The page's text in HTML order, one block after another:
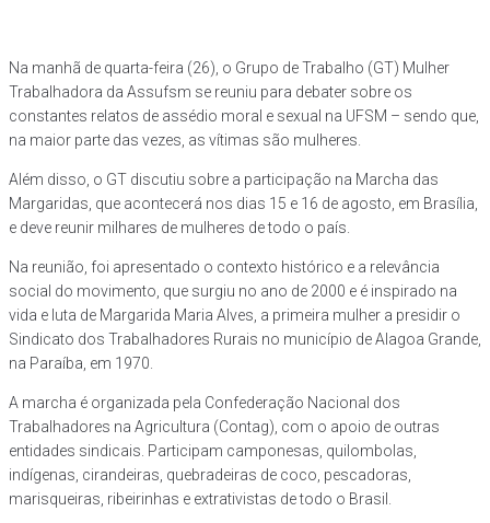
Na manhã de quarta-feira (26), o Grupo de Trabalho (GT) Mulher
Trabalhadora da Assufsm se reuniu para debater sobre os
constantes relatos de assédio moral e sexual na UFSM – sendo que,
na maior parte das vezes, as vítimas são mulheres.
Além disso, o GT discutiu sobre a participação na Marcha das
Margaridas, que acontecerá nos dias 15 e 16 de agosto, em Brasília,
e deve reunir milhares de mulheres de todo o país.
Na reunião, foi apresentado o contexto histórico e a relevância
social do movimento, que surgiu no ano de 2000 e é inspirado na
vida e luta de Margarida Maria Alves, a primeira mulher a presidir o
Sindicato dos Trabalhadores Rurais no município de Alagoa Grande,
na Paraíba, em 1970.
A marcha é organizada pela Confederação Nacional dos
Trabalhadores na Agricultura (Contag), com o apoio de outras
entidades sindicais. Participam camponesas, quilombolas,
indígenas, cirandeiras, quebradeiras de coco, pescadoras,
marisqueiras, ribeirinhas e extrativistas de todo o Brasil.